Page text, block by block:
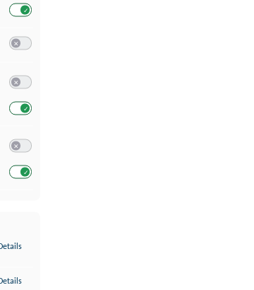
zu Messung der Performance von Inhalten
zu Analyse von Zielgruppen durch Statistiken oder Kombinationen von
zu Entwicklung und Verbesserung der Angebote